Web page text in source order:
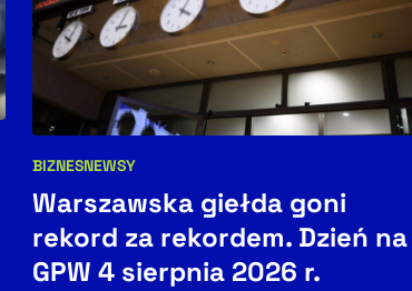
Kategorie artykułu:
BIZNESNEWSY
Warszawska giełda goni
rekord za rekordem. Dzień na
GPW 4 sierpnia 2026 r.